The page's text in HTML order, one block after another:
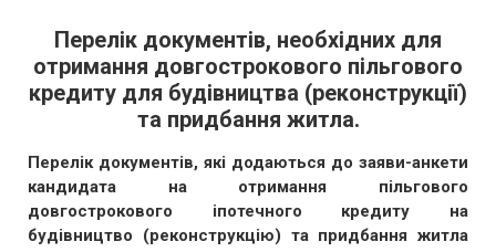
Перелік документів, необхідних для
отримання довгострокового пільгового
кредиту для будівництва (реконструкції)
та придбання житла.
Перелік документів, які додаються до заяви-анкети
кандидата на отримання пільгового
довгострокового іпотечного кредиту на
будівництво (реконструкцію) та придбання житла